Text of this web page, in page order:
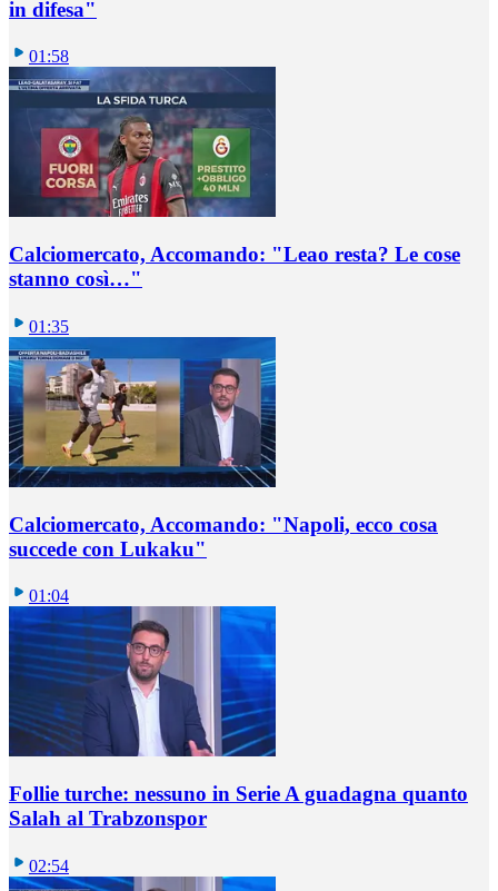
in difesa"
01:58
Calciomercato, Accomando: "Leao resta? Le cose
stanno così…"
01:35
Calciomercato, Accomando: "Napoli, ecco cosa
succede con Lukaku"
01:04
Follie turche: nessuno in Serie A guadagna quanto
Salah al Trabzonspor
02:54